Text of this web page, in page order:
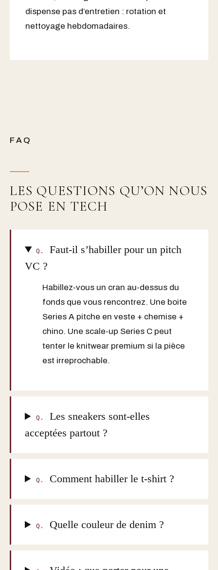
dispense pas d’entretien : rotation et
nettoyage hebdomadaires.
FAQ
LES QUESTIONS QU’ON NOUS
POSE EN TECH
Q.
Faut-il s’habiller pour un pitch
VC ?
Habillez-vous un cran au-dessus du
fonds que vous rencontrez. Une boite
Series A pitche en veste + chemise +
chino. Une scale-up Series C peut
tenter le knitwear premium si la pièce
est irreprochable.
Q.
Les sneakers sont-elles
acceptées partout ?
Q. Comment habiller le t-shirt ?
Q. Quelle couleur de denim ?